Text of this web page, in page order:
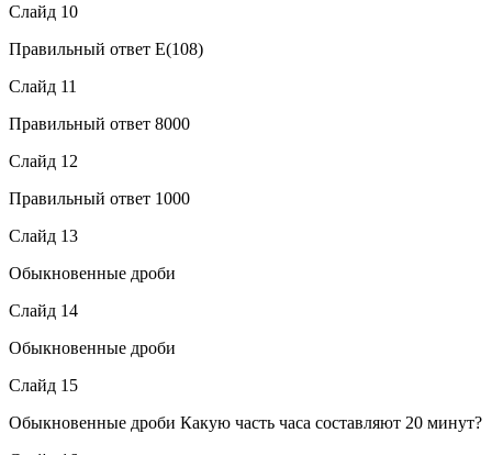
Слайд 10
Правильный ответ Е(108)
Слайд 11
Правильный ответ 8000
Слайд 12
Правильный ответ 1000
Слайд 13
Обыкновенные дроби
Слайд 14
Обыкновенные дроби
Слайд 15
Обыкновенные дроби Какую часть часа составляют 20 минут?